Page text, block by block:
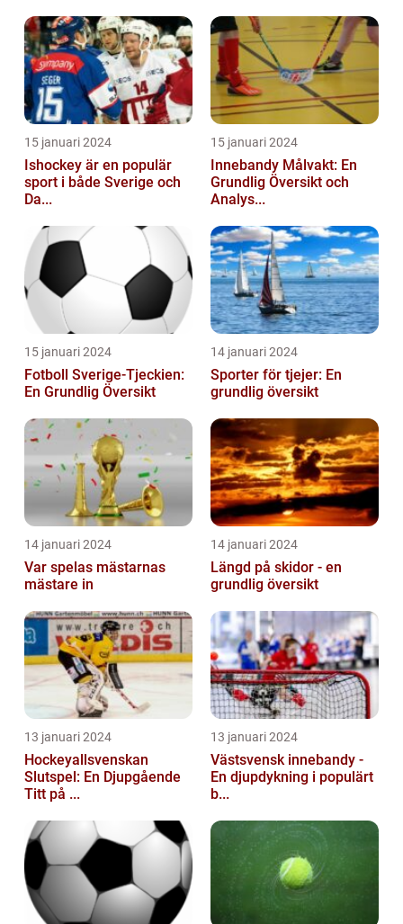
15 januari 2024
Ishockey är en populär
sport i både Sverige och
Da...
15 januari 2024
Innebandy Målvakt: En
Grundlig Översikt och
Analys...
15 januari 2024
Fotboll Sverige-Tjeckien:
En Grundlig Översikt
14 januari 2024
Sporter för tjejer: En
grundlig översikt
14 januari 2024
Var spelas mästarnas
mästare in
14 januari 2024
Längd på skidor - en
grundlig översikt
13 januari 2024
Hockeyallsvenskan
Slutspel: En Djupgående
Titt på ...
13 januari 2024
Västsvensk innebandy -
En djupdykning i populärt
b...